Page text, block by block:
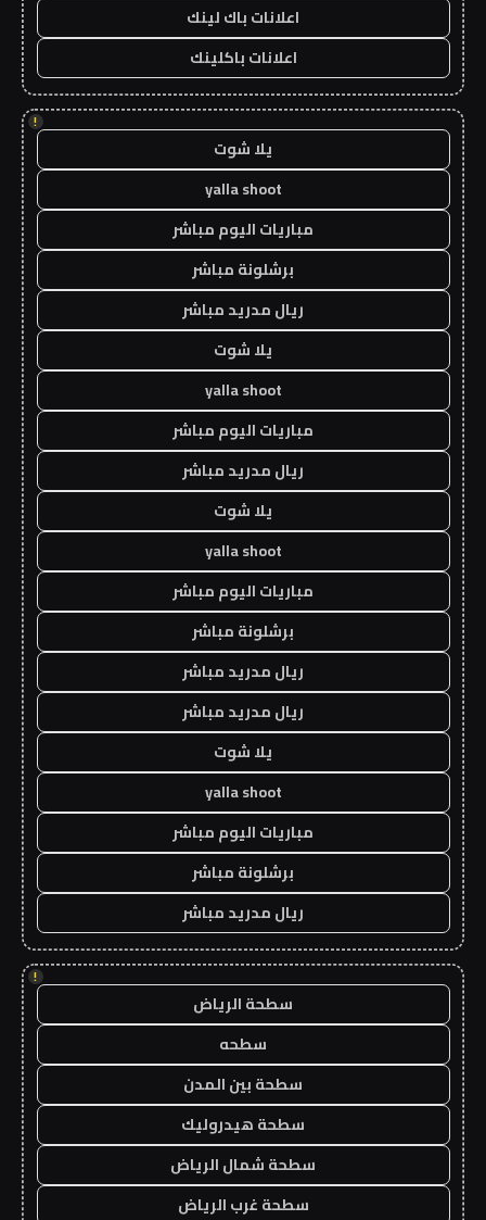
اعلانات باك لينك
اعلانات باكلينك
!
يلا شوت
yalla shoot
مباريات اليوم مباشر
برشلونة مباشر
ريال مدريد مباشر
يلا شوت
yalla shoot
مباريات اليوم مباشر
ريال مدريد مباشر
يلا شوت
yalla shoot
مباريات اليوم مباشر
برشلونة مباشر
ريال مدريد مباشر
ريال مدريد مباشر
يلا شوت
yalla shoot
مباريات اليوم مباشر
برشلونة مباشر
ريال مدريد مباشر
!
سطحة الرياض
سطحه
سطحة بين المدن
سطحة هيدروليك
سطحة شمال الرياض
سطحة غرب الرياض